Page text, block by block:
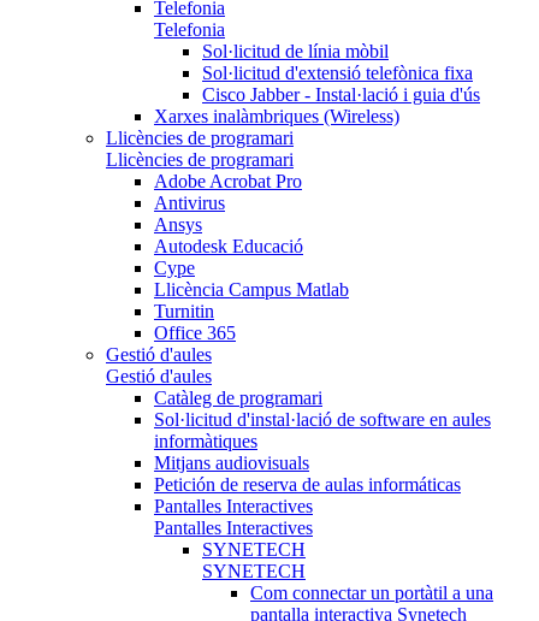
Telefonia
Telefonia
Sol·licitud de línia mòbil
Sol·licitud d'extensió telefònica fixa
Cisco Jabber - Instal·lació i guia d'ús
Xarxes inalàmbriques (Wireless)
Llicències de programari
Llicències de programari
Adobe Acrobat Pro
Antivirus
Ansys
Autodesk Educació
Cype
Llicència Campus Matlab
Turnitin
Office 365
Gestió d'aules
Gestió d'aules
Catàleg de programari
Sol·licitud d'instal·lació de software en aules
informàtiques
Mitjans audiovisuals
Petición de reserva de aulas informáticas
Pantalles Interactives
Pantalles Interactives
SYNETECH
SYNETECH
Com connectar un portàtil a una
pantalla interactiva Synetech